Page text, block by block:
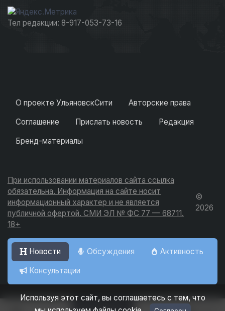
Тел редакции: 8-917-053-73-16
О проекте УльяновскСити
Авторские права
Соглашение
Прислать новость
Редакция
Бренд-материалы
При использовании материалов сайта ссылка
обязательна. Информация на сайте носит
информационный характер и не является
публичной офертой. СМИ ЭЛ № ФС 77 — 68711.
18+
©
2026
Новости Обсуждения
Активность
Консультации
Добавить
Используя этот сайт, вы соглашаетесь с тем, что